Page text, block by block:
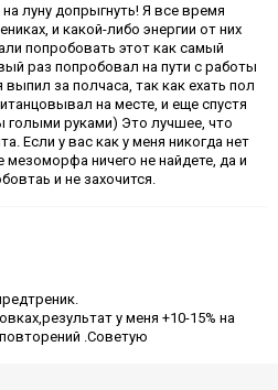
луну допрыгнуть! Я все время
и какой-либо энергии от них
попробовать этот как самый
раз попробовал на пути с работы
выпил за полчаса, так как ехать пол
на месте, и еще спустя
голыми руками) Это лучшее, что
Если у вас как у меня никогда нет
мезоморфа ничего не найдете, да и
и не захочится.
у меня +10-15% на
.Советую